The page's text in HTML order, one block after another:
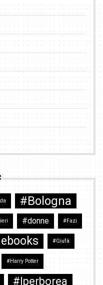
#Bologna
#donne #Fazi
#Giufà
#Harry Potter
#Iperborea